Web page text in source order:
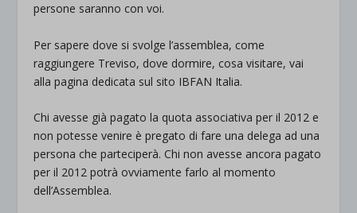
persone saranno con voi.
Per sapere dove si svolge l’assemblea, come
raggiungere Treviso, dove dormire, cosa visitare, vai
alla pagina dedicata sul sito IBFAN Italia.
Chi avesse già pagato la quota associativa per il 2012 e
non potesse venire è pregato di fare una delega ad una
persona che parteciperà. Chi non avesse ancora pagato
per il 2012 potrà ovviamente farlo al momento
dell’Assemblea.